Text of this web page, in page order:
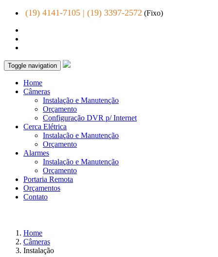
(19) 4141-7105 | (19) 3397-2572 (Fixo)
Toggle navigation
Home
Câmeras
Instalação e Manutenção
Orçamento
Configuração DVR p/ Internet
Cerca Elétrica
Instalação e Manutenção
Orçamento
Alarmes
Instalação e Manutenção
Orçamento
Portaria Remota
Orçamentos
Contato
Home
Câmeras
Instalação